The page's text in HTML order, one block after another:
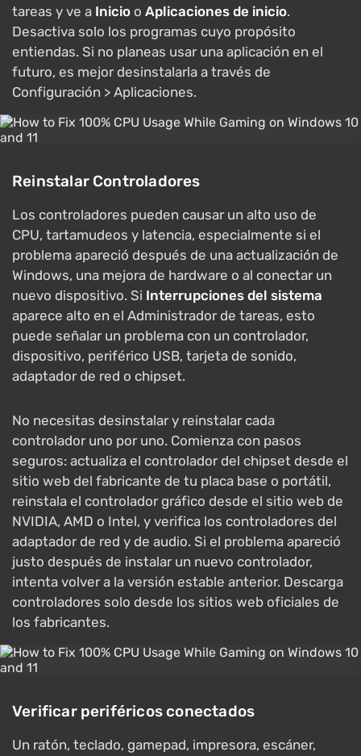
tareas y ve a Inicio o Aplicaciones de inicio.
Desactiva solo los programas cuyo propósito
entiendas. Si no planeas usar una aplicación en el
futuro, es mejor desinstalarla a través de
Configuración > Aplicaciones.
Reinstalar Controladores
Los controladores pueden causar un alto uso de
CPU, tartamudeos y latencia, especialmente si el
problema apareció después de una actualización de
Windows, una mejora de hardware o al conectar un
nuevo dispositivo. Si Interrupciones del sistema
aparece alto en el Administrador de tareas, esto
puede señalar un problema con un controlador,
dispositivo, periférico USB, tarjeta de sonido,
adaptador de red o chipset.
No necesitas desinstalar y reinstalar cada
controlador uno por uno. Comienza con pasos
seguros: actualiza el controlador del chipset desde el
sitio web del fabricante de tu placa base o portátil,
reinstala el controlador gráfico desde el sitio web de
NVIDIA, AMD o Intel, y verifica los controladores del
adaptador de red y de audio. Si el problema apareció
justo después de instalar un nuevo controlador,
intenta volver a la versión estable anterior. Descarga
controladores solo desde los sitios web oficiales de
los fabricantes.
Verificar periféricos conectados
Un ratón, teclado, gamepad, impresora, escáner,